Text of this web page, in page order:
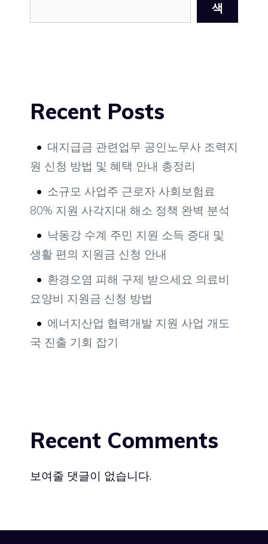
색
Recent Posts
대지급금 관련업무 공인노무사 조력지
원 신청 방법 및 혜택 안내 총정리
소규모 사업주 근로자 사회보험료
80% 지원 사각지대 해소 정책 완벽 분석
낙동강 수계 주민 지원 소득 증대 및
생활 편의 지원금 신청 안내
환경오염 피해 구제 받으세요 의료비
요양비 지원금 신청 방법
에너지산업 협력개발 지원 사업 개도
국 진출 기회 잡기
Recent Comments
보여줄 댓글이 없습니다.